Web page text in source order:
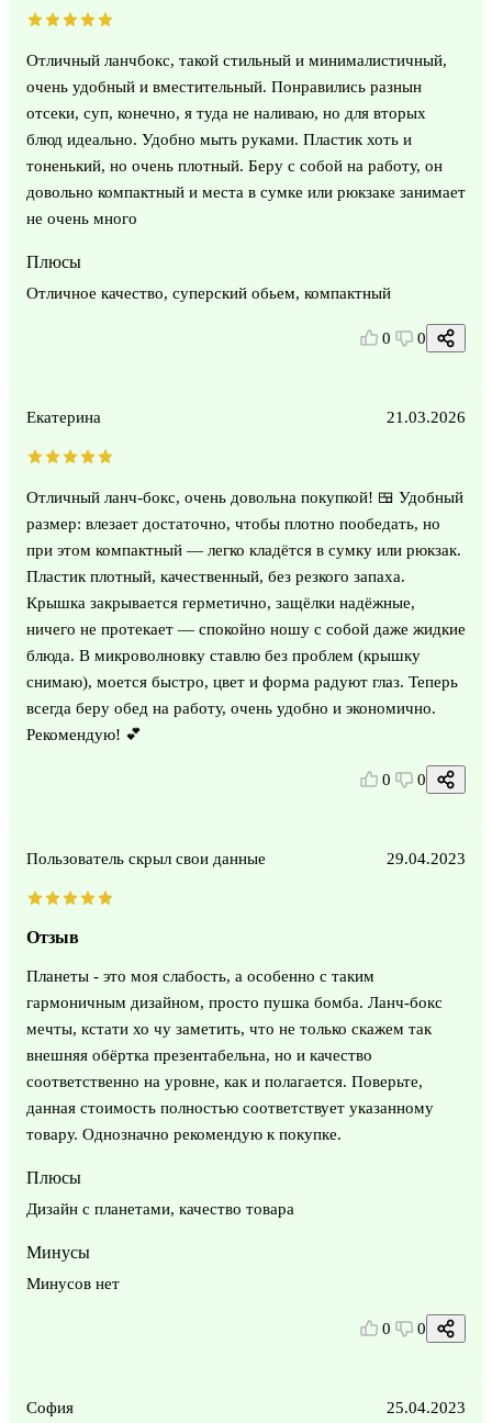
Отличный ланчбокс, такой стильный и минималистичный,
очень удобный и вместительный. Понравились разнын
отсеки, суп, конечно, я туда не наливаю, но для вторых
блюд идеально. Удобно мыть руками. Пластик хоть и
тоненький, но очень плотный. Беру с собой на работу, он
довольно компактный и места в сумке или рюкзаке занимает
не очень много
Плюсы
Отличное качество, суперский обьем, компактный
0 0
Екатерина 21.03.2026
Отличный ланч-бокс, очень довольна покупкой! 🍱 Удобный
размер: влезает достаточно, чтобы плотно пообедать, но
при этом компактный — легко кладётся в сумку или рюкзак.
Пластик плотный, качественный, без резкого запаха.
Крышка закрывается герметично, защёлки надёжные,
ничего не протекает — спокойно ношу с собой даже жидкие
блюда. В микроволновку ставлю без проблем (крышку
снимаю), моется быстро, цвет и форма радуют глаз. Теперь
всегда беру обед на работу, очень удобно и экономично.
Рекомендую! 💕
0 0
Пользователь скрыл свои данные 29.04.2023
Отзыв
Планеты - это моя слабость, а особенно с таким
гармоничным дизайном, просто пушка бомба. Ланч-бокс
мечты, кстати хо чу заметить, что не только скажем так
внешняя обёртка презентабельна, но и качество
соответственно на уровне, как и полагается. Поверьте,
данная стоимость полностью соответствует указанному
товару. Однозначно рекомендую к покупке.
Плюсы
Дизайн с планетами, качество товара
Минусы
Минусов нет
0 0
София 25.04.2023